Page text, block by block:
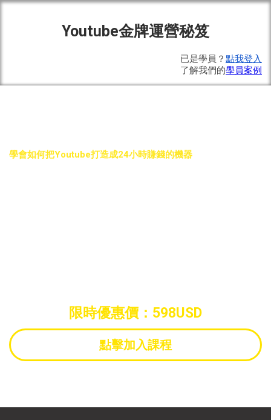
Youtube金牌運營秘笈
已是學員？ 點我登入
了解我們的學員案例
學會如何把Youtube打造成24小時賺錢的機器
限時優惠價：598USD
點擊加入課程